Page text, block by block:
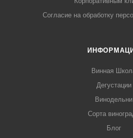
Согласие на обработку
Винная
Дегустации
Винодельни
Сорта
Блог